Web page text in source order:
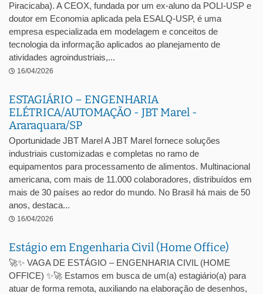
Piracicaba). A CEOX, fundada por um ex-aluno da POLI-USP e
doutor em Economia aplicada pela ESALQ-USP, é uma
empresa especializada em modelagem e conceitos de
tecnologia da informação aplicados ao planejamento de
atividades agroindustriais,...
16/04/2026
ESTAGIÁRIO – ENGENHARIA
ELÉTRICA/AUTOMAÇÃO - JBT Marel -
Araraquara/SP
Oportunidade JBT Marel A JBT Marel fornece soluções
industriais customizadas e completas no ramo de
equipamentos para processamento de alimentos. Multinacional
americana, com mais de 11.000 colaboradores, distribuídos em
mais de 30 países ao redor do mundo. No Brasil há mais de 50
anos, destaca...
16/04/2026
Estágio em Engenharia Civil (Home Office)
🚀✨ VAGA DE ESTÁGIO – ENGENHARIA CIVIL (HOME
OFFICE) ✨🚀 Estamos em busca de um(a) estagiário(a) para
atuar de forma remota, auxiliando na elaboração de desenhos,